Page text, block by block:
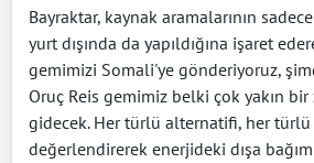
Bayraktar, kaynak aramalarının
yurt dışında da yapıldığına işaret
gemimizi Somali'ye gönderiyoruz,
Oruç Reis gemimiz belki çok yakın
gidecek. Her türlü alternatifi, her
değerlendirerek enerjideki dışa